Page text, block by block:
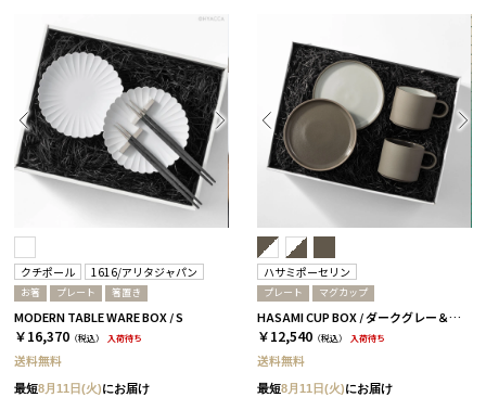
クチポール 1616/アリタジャパン
お箸 プレート 箸置き
MODERN TABLE WARE BOX / S
￥16,370 （税込） 入荷待ち
送料無料
最短8月11日(火)にお届け
ハサミポーセリン
プレート マグカップ
HASAMI CUP BOX / ダークグレー＆アッシュホワイト［ハサミポーセリン］
￥12,540 （税込） 入荷待ち
送料無料
最短8月11日(火)にお届け